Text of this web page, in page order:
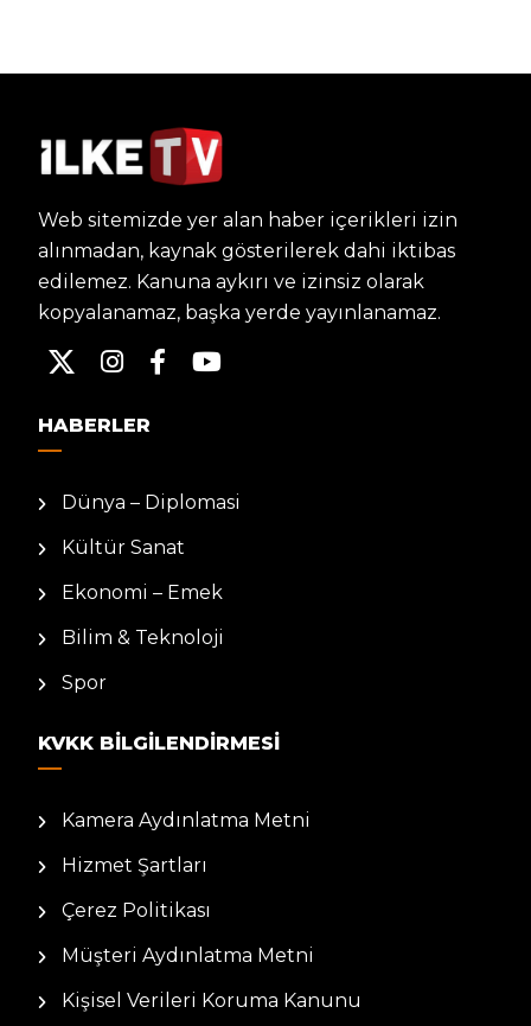
Web sitemizde yer alan haber içerikleri izin
alınmadan, kaynak gösterilerek dahi iktibas
edilemez. Kanuna aykırı ve izinsiz olarak
kopyalanamaz, başka yerde yayınlanamaz.
HABERLER
Dünya – Diplomasi
Kültür Sanat
Ekonomi – Emek
Bilim & Teknoloji
Spor
KVKK BILGILENDIRMESI
Kamera Aydınlatma Metni
Hizmet Şartları
Çerez Politikası
Müşteri Aydınlatma Metni
Kişisel Verileri Koruma Kanunu